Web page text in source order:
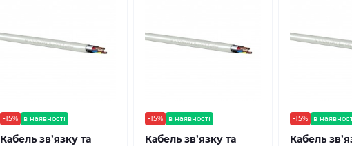
-15% в наявності
Кабель зв’язку та
-15% в наявності
Кабель зв’язку та
-15% в
Кабель